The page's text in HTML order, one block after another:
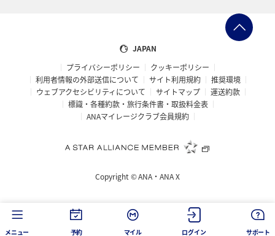
JAPAN
プライバシーポリシー
クッキーポリシー
利用者情報の外部送信について
サイト利用規約
推奨環境
ウェブアクセシビリティについて
サイトマップ
運送約款
標識・各種約款・旅行条件書・取扱料金表
ANAマイレージクラブ会員規約
Copyright ©ANA・ANA X
メニュー 予約 マイル ログイン サポート